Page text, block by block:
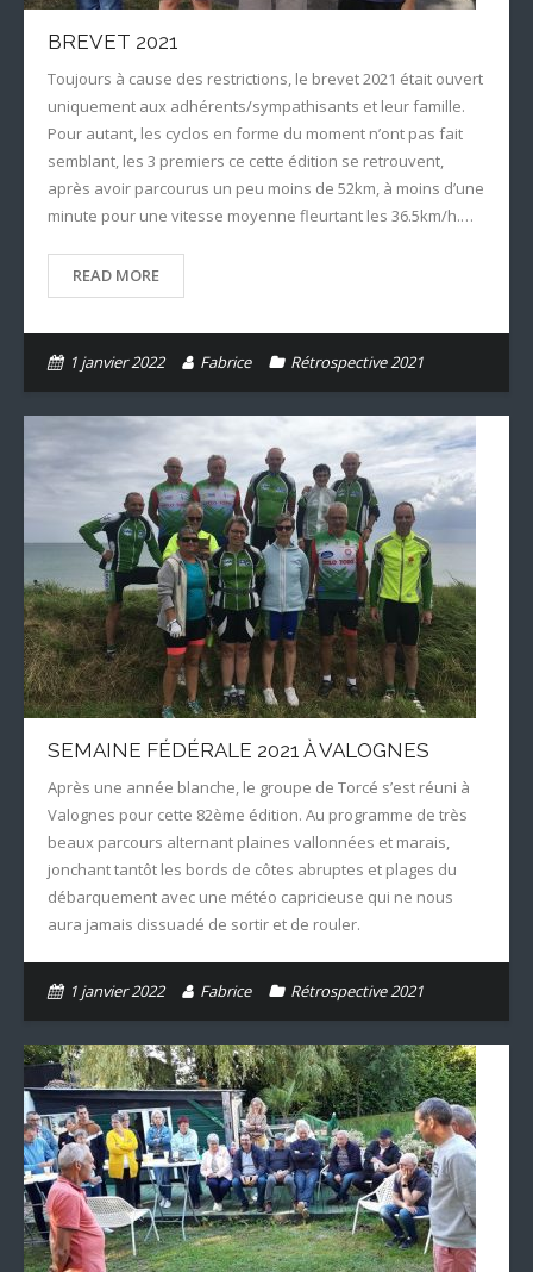
BREVET 2021
Toujours à cause des restrictions, le brevet 2021 était ouvert
uniquement aux adhérents/sympathisants et leur famille.
Pour autant, les cyclos en forme du moment n’ont pas fait
semblant, les 3 premiers ce cette édition se retrouvent,
après avoir parcourus un peu moins de 52km, à moins d’une
minute pour une vitesse moyenne fleurtant les 36.5km/h.…
READ MORE
1 janvier 2022 Fabrice Rétrospective 2021
SEMAINE FÉDÉRALE 2021 À VALOGNES
Après une année blanche, le groupe de Torcé s’est réuni à
Valognes pour cette 82ème édition. Au programme de très
beaux parcours alternant plaines vallonnées et marais,
jonchant tantôt les bords de côtes abruptes et plages du
débarquement avec une météo capricieuse qui ne nous
aura jamais dissuadé de sortir et de rouler.
1 janvier 2022 Fabrice Rétrospective 2021